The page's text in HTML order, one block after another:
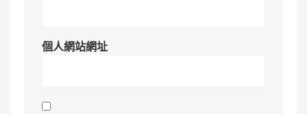
個人網站網址